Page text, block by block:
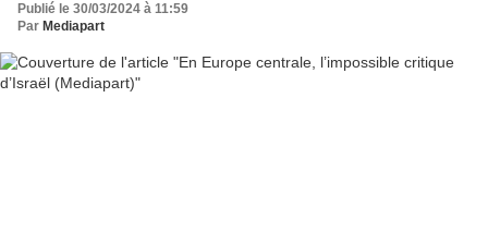
Publié le 30/03/2024 à 11:59
Par Mediapart